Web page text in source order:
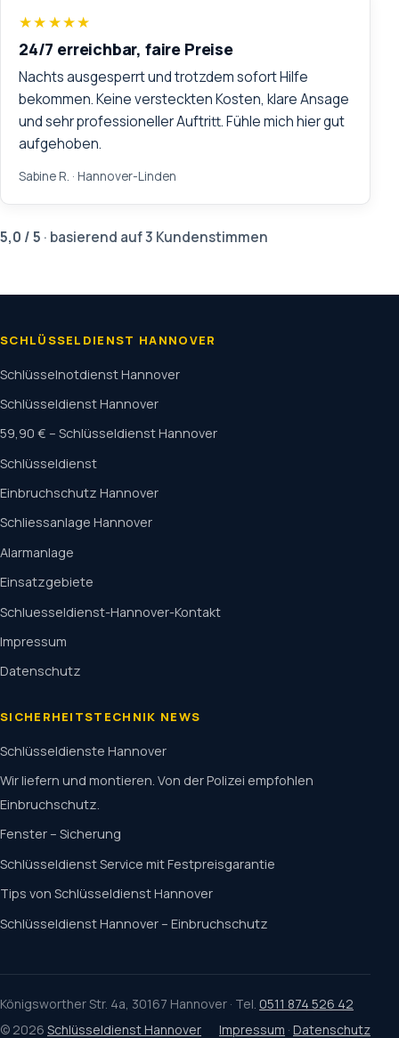
★★★★★
24/7 erreichbar, faire Preise
Nachts ausgesperrt und trotzdem sofort Hilfe
bekommen. Keine versteckten Kosten, klare Ansage
und sehr professioneller Auftritt. Fühle mich hier gut
aufgehoben.
Sabine R. · Hannover-Linden
5,0 / 5 · basierend auf 3 Kundenstimmen
SCHLÜSSELDIENST HANNOVER
Schlüsselnotdienst Hannover
Schlüsseldienst Hannover
59,90 € – Schlüsseldienst Hannover
Schlüsseldienst
Einbruchschutz Hannover
Schliessanlage Hannover
Alarmanlage
Einsatzgebiete
Schluesseldienst-Hannover-Kontakt
Impressum
Datenschutz
SICHERHEITSTECHNIK NEWS
Schlüsseldienste Hannover
Wir liefern und montieren. Von der Polizei empfohlen
Einbruchschutz.
Fenster – Sicherung
Schlüsseldienst Service mit Festpreisgarantie
Tips von Schlüsseldienst Hannover
Schlüsseldienst Hannover – Einbruchschutz
Königsworther Str. 4a, 30167 Hannover · Tel. 0511 874 526 42
© 2026 Schlüsseldienst Hannover Impressum · Datenschutz